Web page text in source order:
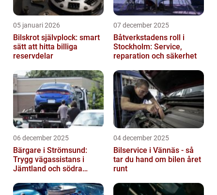
05 januari 2026
Bilskrot självplock: smart
sätt att hitta billiga
reservdelar
07 december 2025
Båtverkstadens roll i
Stockholm: Service,
reparation och säkerhet
06 december 2025
Bärgare i Strömsund:
Trygg vägassistans i
Jämtland och södra
04 december 2025
Bilservice i Vännäs - så
tar du hand om bilen året
runt